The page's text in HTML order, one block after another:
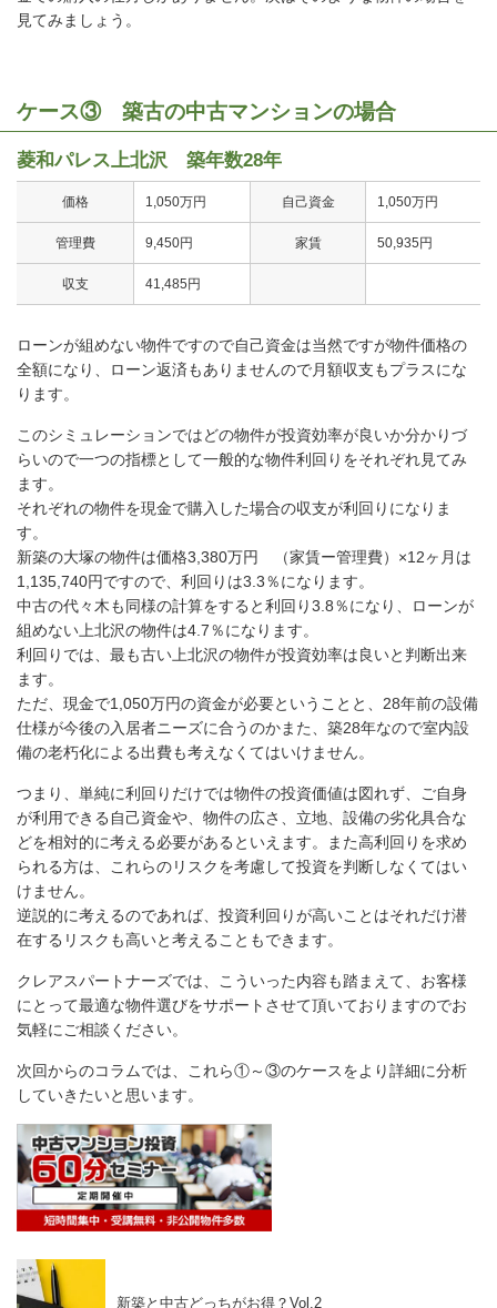
見てみましょう。
ケース③ 築古の中古マンションの場合
菱和パレス上北沢 築年数28年
価格 1,050万円 自己資金 1,050万円
管理費 9,450円 家賃 50,935円
収支 41,485円
ローンが組めない物件ですので自己資金は当然ですが物件価格の
全額になり、ローン返済もありませんので月額収支もプラスにな
ります。
このシミュレーションではどの物件が投資効率が良いか分かりづ
らいので一つの指標として一般的な物件利回りをそれぞれ見てみ
ます。
それぞれの物件を現金で購入した場合の収支が利回りになりま
す。
新築の大塚の物件は価格3,380万円 （家賃ー管理費）×12ヶ月は
1,135,740円ですので、利回りは3.3％になります。
中古の代々木も同様の計算をすると利回り3.8％になり、ローンが
組めない上北沢の物件は4.7％になります。
利回りでは、最も古い上北沢の物件が投資効率は良いと判断出来
ます。
ただ、現金で1,050万円の資金が必要ということと、28年前の設備
仕様が今後の入居者ニーズに合うのかまた、築28年なので室内設
備の老朽化による出費も考えなくてはいけません。
つまり、単純に利回りだけでは物件の投資価値は図れず、ご自身
が利用できる自己資金や、物件の広さ、立地、設備の劣化具合な
どを相対的に考える必要があるといえます。また高利回りを求め
られる方は、これらのリスクを考慮して投資を判断しなくてはい
けません。
逆説的に考えるのであれば、投資利回りが高いことはそれだけ潜
在するリスクも高いと考えることもできます。
クレアスパートナーズでは、こういった内容も踏まえて、お客様
にとって最適な物件選びをサポートさせて頂いておりますのでお
気軽にご相談ください。
次回からのコラムでは、これら①～③のケースをより詳細に分析
していきたいと思います。
新築と中古どっちがお得？Vol.2